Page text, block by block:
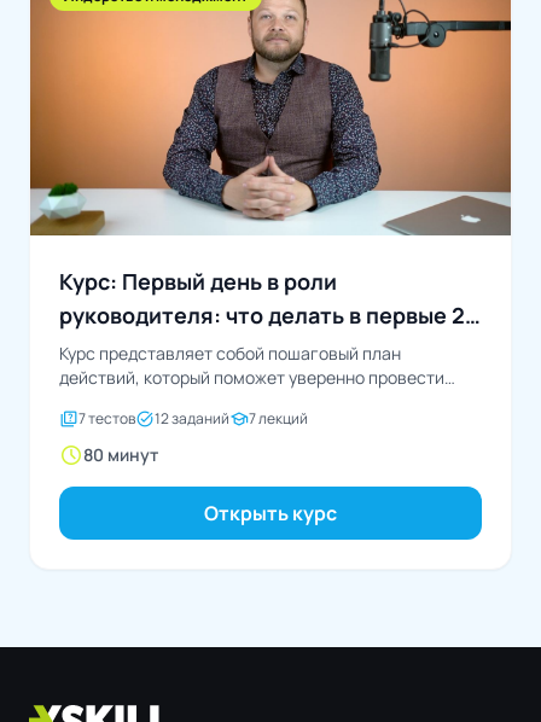
Курс: Первый день в роли
руководителя: что делать в первые 24
часа
Курс представляет собой пошаговый план
действий, который поможет уверенно провести
quiz7 тестовtask_alt12 заданийschool7 лекций
schedule80 минут
Открыть курс